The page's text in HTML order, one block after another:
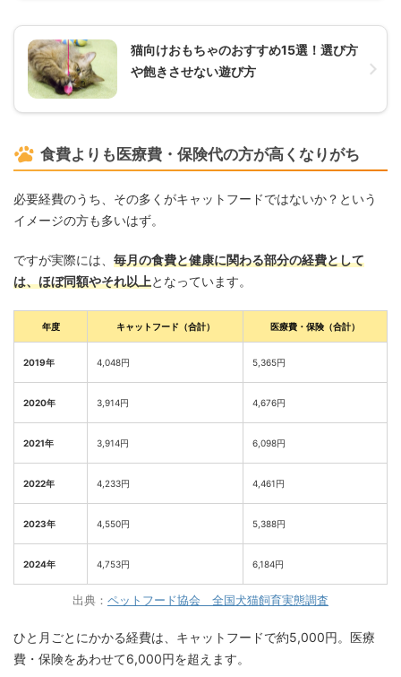
猫向けおもちゃのおすすめ15選！選び方
や飽きさせない遊び方
食費よりも医療費・保険代の方が高くなりがち
必要経費のうち、その多くがキャットフードではないか？という
イメージの方も多いはず。
ですが実際には、 毎月の食費と健康に関わる部分の経費として
は、ほぼ同額やそれ以上となっています。
年度 キャットフード（合計） 医療費・保険（合計）
2019年 4,048円 5,365円
2020年 3,914円 4,676円
2021年 3,914円 6,098円
2022年 4,233円 4,461円
2023年 4,550円 5,388円
2024年 4,753円 6,184円
出典： ペットフード協会 全国犬猫飼育実態調査
ひと月ごとにかかる経費は、キャットフードで約5,000円。医療
費・保険をあわせて6,000円を超えます。